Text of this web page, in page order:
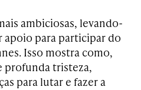
ambiciosas, levando-
apoio para participar do
Isso mostra como,
profunda tristeza,
para lutar e fazer a